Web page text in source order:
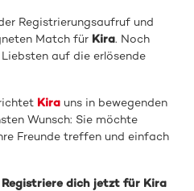
Registrierungsaufruf und
Match für Kira. Noch
auf die erlösende
Kira uns in bewegenden
Wunsch: Sie möchte
Freunde treffen und einfach
Registriere dich jetzt für Kira